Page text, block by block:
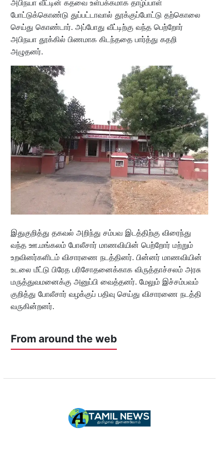
அபிநயா வீட்டின் கதவை உள்பக்கமாக தாழ்ப்பாள்
போட்டுக்கொண்டு துப்பட்டாவால் தூக்குப்போட்டு தற்கொலை
செய்து கொண்டார். அப்போது வீட்டிற்கு வந்த பெற்றோர்
அபிநயா தூக்கில் பிணமாக கிடந்ததை பார்த்து கதறி
அழுதனர்.
இதுகுறித்து தகவல் அறிந்து சம்பவ இடத்திற்கு விரைந்து
வந்த ஊ.மங்கலம் போலீசார் மாணவியின் பெற்றோர் மற்றும்
உறவினர்களிடம் விசாரணை நடத்தினர். பின்னர் மாணவியின்
உடலை மீட்டு பிரேத பரிசோதனைக்காக விருத்தாச்சலம் அரசு
மருத்துவமனைக்கு அனுப்பி வைத்தனர். மேலும் இச்சம்பவம்
குறித்து போலீசார் வழக்குப் பதிவு செய்து விசாரணை நடத்தி
வருகின்றனர்.
From around the web